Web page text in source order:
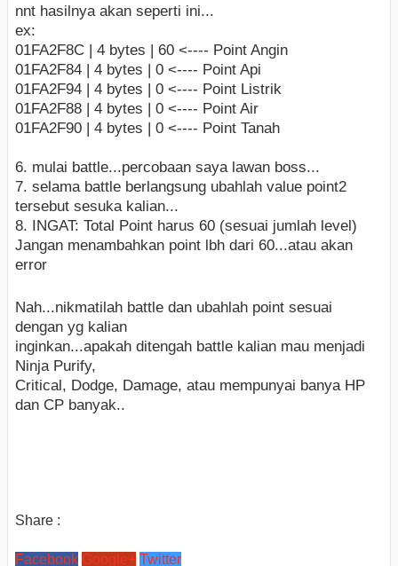
nnt hasilnya akan seperti ini...
ex:
01FA2F8C | 4 bytes | 60 <---- Point Angin
01FA2F84 | 4 bytes | 0 <---- Point Api
01FA2F94 | 4 bytes | 0 <---- Point Listrik
01FA2F88 | 4 bytes | 0 <---- Point Air
01FA2F90 | 4 bytes | 0 <---- Point Tanah
6. mulai battle...percobaan saya lawan boss...
7. selama battle berlangsung ubahlah value point2
tersebut sesuka kalian...
8. INGAT: Total Point harus 60 (sesuai jumlah level)
Jangan menambahkan point lbh dari 60...atau akan
error
Nah...nikmatilah battle dan ubahlah point sesuai
dengan yg kalian
inginkan...apakah ditengah battle kalian mau menjadi
Ninja Purify,
Critical, Dodge, Damage, atau mempunyai banya HP
dan CP banyak..
Share :
Facebook Google+ Twitter